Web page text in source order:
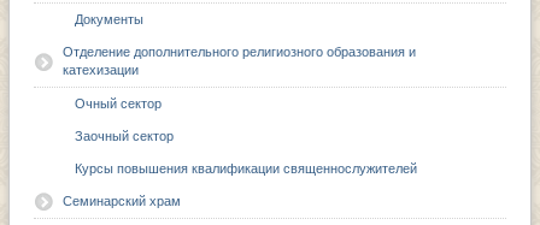
Документы
Отделение дополнительного религиозного образования и
катехизации
Очный сектор
Заочный сектор
Курсы повышения квалификации священнослужителей
Семинарский храм